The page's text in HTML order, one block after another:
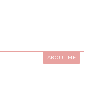
ABOUT ME